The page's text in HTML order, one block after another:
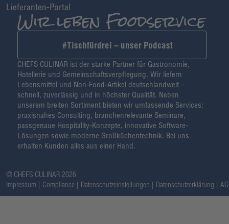
Lieferanten-Portal
#Tischfürdrei – unser Podcast
CHEFS CULINAR ist der starke Partner für Gastronomie,
Hotellerie und Gemeinschaftsverpflegung. Wir liefern
Lebensmittel und Non-Food-Artikel deutschlandweit –
schnell, zuverlässig und in höchster Qualität. Neben
unserem breiten Sortiment bieten wir umfassende Services:
praxisnahes Consulting, branchenrelevante Seminare,
passgenaue Hospitality-Konzepte, innovative Software-
Lösungen sowie moderne Großküchentechnik. Bei uns
erhalten Kunden alles aus einer Hand.
@ CHEFS CULINAR 2026
Impressum
Compliance Datenschutzeinstellungen Datenschutzerklärung